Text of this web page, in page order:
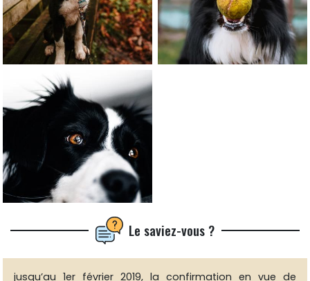
Le saviez-vous ?
jusqu’au 1er février 2019, la confirmation en vue de